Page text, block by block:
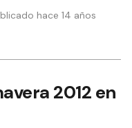
hace 14 años
2012 en